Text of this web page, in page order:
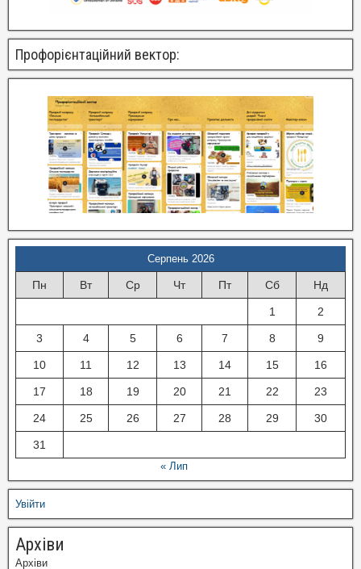
Профорієнтаційний вектор:
Серпень 2026
Пн Вт Ср Чт Пт Сб Нд
1 2
3 4 5 6 7 8 9
10 11 12 13 14 15 16
17 18 19 20 21 22 23
24 25 26 27 28 29 30
31
« Лип
Увійти
Архіви
Архіви